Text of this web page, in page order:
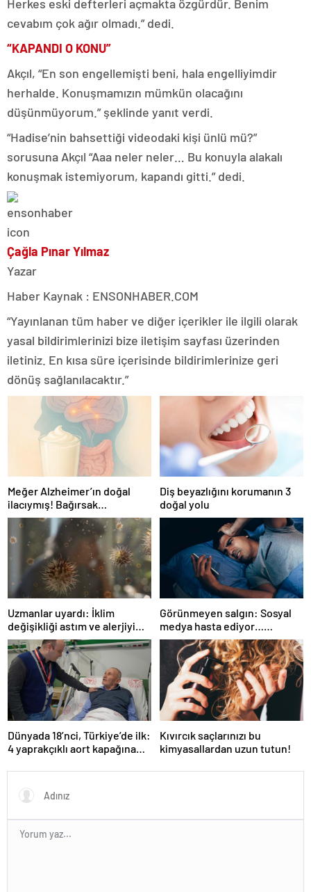
Herkes eski defterleri açmakta özgürdür. Benim
cevabım çok ağır olmadı.” dedi.
“KAPANDI O KONU”
Akçıl, “En son engellemişti beni, hala engelliyimdir
herhalde. Konuşmamızın mümkün olacağını
düşünmüyorum.” şeklinde yanıt verdi.
“Hadise’nin bahsettiği videodaki kişi ünlü mü?”
sorusuna Akçıl “Aaa neler neler… Bu konuyla alakalı
konuşmak istemiyorum, kapandı gitti.” dedi.
Çağla Pınar Yılmaz
Yazar
Haber Kaynak : ENSONHABER.COM
“Yayınlanan tüm haber ve diğer içerikler ile ilgili olarak
yasal bildirimlerinizi bize iletişim sayfası üzerinden
iletiniz. En kısa süre içerisinde bildirimlerinize geri
dönüş sağlanılacaktır.”
Meğer Alzheimer’ın doğal
ilacıymış! Bağırsak
iltihaplanmasını önlüyor…
Diş beyazlığını korumanın 3
doğal yolu
Uzmanlar uyardı: İklim
değişikliği astım ve alerjiyi
tetikliyor
Görünmeyen salgın: Sosyal
medya hasta ediyor…
Fiziksel, duygusal, zihinsel
etkilerine inanamayacaksınız
Dünyada 18’nci, Türkiye’de ilk:
4 yaprakçıklı aort kapağına
Kıvırcık saçlarınızı bu
kimyasallardan uzun tutun!